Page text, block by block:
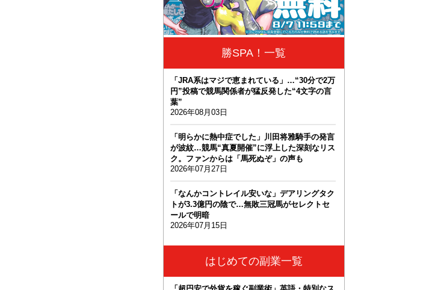
勝SPA！一覧
「JRA系はマジで恵まれている」…“30分で2万
円”投稿で競馬関係者が猛反発した“4文字の言
葉”
2026年08月03日
「明らかに熱中症でした」川田将雅騎手の発言
が波紋…競馬“真夏開催”に浮上した深刻なリス
ク。ファンからは「馬死ぬぞ」の声も
2026年07月27日
「なんかコントレイル安いな」デアリングタク
トが3.3億円の陰で…無敗三冠馬がセレクトセ
ールで明暗
2026年07月15日
はじめての副業一覧